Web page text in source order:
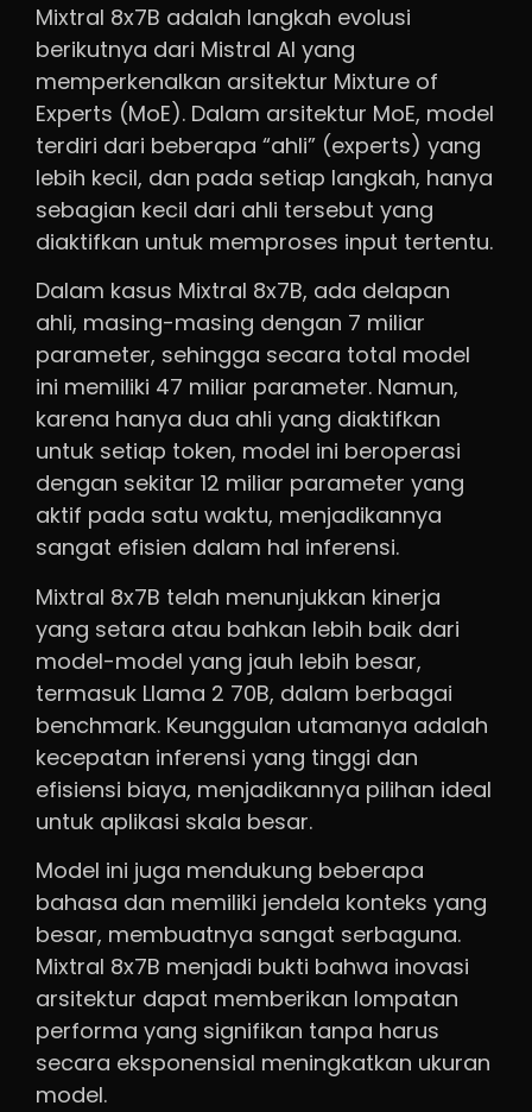
Mixtral 8x7B adalah langkah evolusi
berikutnya dari Mistral AI yang
memperkenalkan arsitektur Mixture of
Experts (MoE). Dalam arsitektur MoE, model
terdiri dari beberapa “ahli” (experts) yang
lebih kecil, dan pada setiap langkah, hanya
sebagian kecil dari ahli tersebut yang
diaktifkan untuk memproses input tertentu.
Dalam kasus Mixtral 8x7B, ada delapan
ahli, masing-masing dengan 7 miliar
parameter, sehingga secara total model
ini memiliki 47 miliar parameter. Namun,
karena hanya dua ahli yang diaktifkan
untuk setiap token, model ini beroperasi
dengan sekitar 12 miliar parameter yang
aktif pada satu waktu, menjadikannya
sangat efisien dalam hal inferensi.
Mixtral 8x7B telah menunjukkan kinerja
yang setara atau bahkan lebih baik dari
model-model yang jauh lebih besar,
termasuk Llama 2 70B, dalam berbagai
benchmark. Keunggulan utamanya adalah
kecepatan inferensi yang tinggi dan
efisiensi biaya, menjadikannya pilihan ideal
untuk aplikasi skala besar.
Model ini juga mendukung beberapa
bahasa dan memiliki jendela konteks yang
besar, membuatnya sangat serbaguna.
Mixtral 8x7B menjadi bukti bahwa inovasi
arsitektur dapat memberikan lompatan
performa yang signifikan tanpa harus
secara eksponensial meningkatkan ukuran
model.